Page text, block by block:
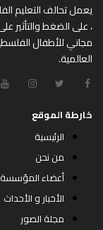
يعمل تحالف التعليم
، على الضغط والتأثير
مجاني للأطفال
العالمية.
خارطة الموقع
الرئيسية
من نحن
أعضاء المؤسسة
الأخبار و الأحداث
مجلة الصور